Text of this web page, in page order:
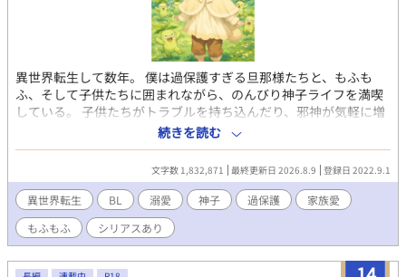
異世界転生して数年。 僕は過保護すぎる旦那様たちと、もふも
ふ、そして子供たちに囲まれながら、のんびり神子ライフを満喫
している。 子供たちがトラブルを持ち込んだり、邪神が気軽に増
えたりと騒がしいこともあるけれど、 僕自身は家族に守られ、今
日も平和に暮らしています。 女神様に利用されて始まった異世界
生活は、 気づけば溺愛と家族愛に満ちた日常になっていました。
※のんびりした日常の裏で、世界はちゃんとシリアスです。 た
だし主人公が登場すると、だいたい壊れます。 ※読者様のアイデ
アを作中で使用する場合があります ※別サイトにも掲載中
続きを読む
文字数 1,832,871 最終更新日 2026.8.9 登録日 2022.9.1
異世界転生 BL 溺愛 神子 過保護
家族愛
もふもふ
シリアスあり